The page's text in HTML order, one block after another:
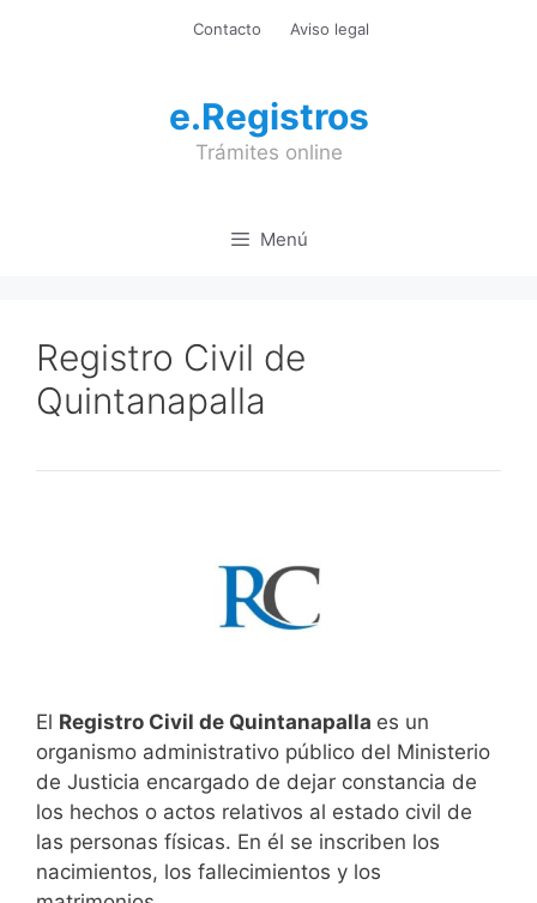
Contacto Aviso legal
e.Registros
Trámites online
Menú
Registro Civil de
Quintanapalla
El Registro Civil de Quintanapalla es un
organismo administrativo público del Ministerio
de Justicia encargado de dejar constancia de
los hechos o actos relativos al estado civil de
las personas físicas. En él se inscriben los
nacimientos, los fallecimientos y los